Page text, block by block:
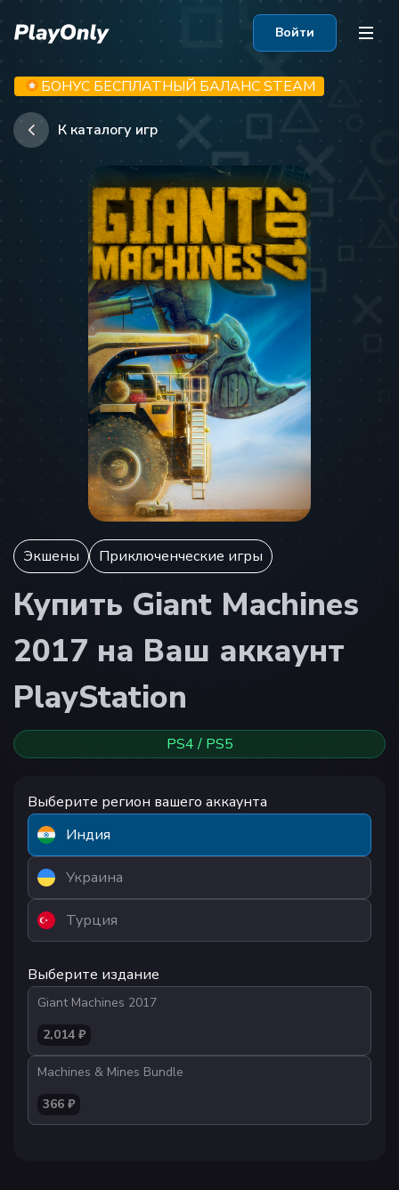
Войти
БОНУС БЕСПЛАТНЫЙ БАЛАНС STEAM
К каталогу игр
Экшены Приключенческие игры
Купить Giant Machines
2017 на Ваш аккаунт
PlayStation
PS4 / PS5
Выберите регион вашего аккаунта
Индия
Украина
Турция
Выберите издание
Giant Machines 2017
2,014 ₽
Machines & Mines Bundle
366 ₽